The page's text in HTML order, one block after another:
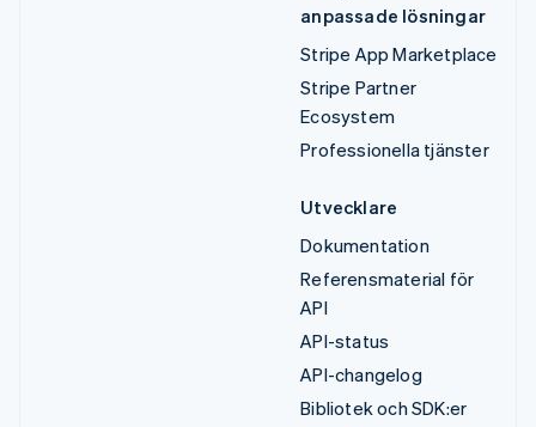
anpassade lösningar
Stripe App Marketplace
Stripe Partner
Ecosystem
Professionella tjänster
Utvecklare
Dokumentation
Referensmaterial för
API
API-status
API-changelog
Bibliotek och SDK:er